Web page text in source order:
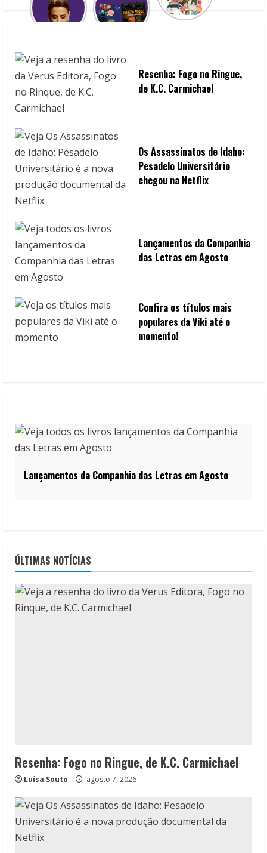
Resenha: Fogo no Ringue,
de K.C. Carmichael
Os Assassinatos de Idaho:
Pesadelo Universitário
chegou na Netflix
Lançamentos da Companhia
das Letras em Agosto
Confira os títulos mais
populares da Viki até o
momento!
Lançamentos da Companhia das Letras em Agosto
ÚLTIMAS NOTÍCIAS
Resenha: Fogo no Ringue, de K.C. Carmichael
Luísa Souto agosto 7, 2026